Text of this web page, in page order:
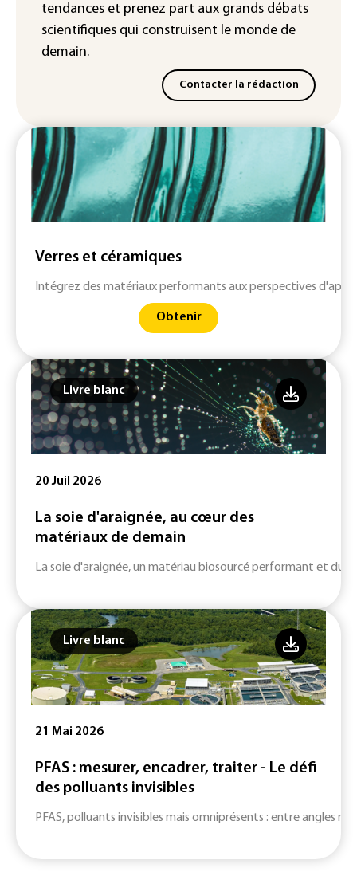
tendances et prenez part aux grands débats
scientifiques qui construisent le monde de
demain.
Contacter la rédaction
Verres et céramiques
Intégrez des matériaux performants aux perspectives
Obtenir
Livre blanc
20 Juil 2026
La soie d'araignée, au cœur des
matériaux de demain
La soie d'araignée, un matériau biosourcé performant et
Livre blanc
21 Mai 2026
PFAS : mesurer, encadrer, traiter - Le défi
des polluants invisibles
PFAS, polluants invisibles mais omniprésents : entre angles